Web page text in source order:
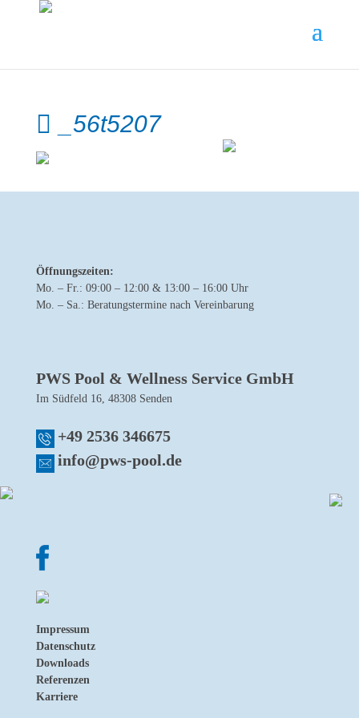
_56t5207
Öffnungszeiten:
Mo. – Fr.: 09:00 – 12:00 & 13:00 – 16:00 Uhr
Mo. – Sa.: Beratungstermine nach Vereinbarung
PWS Pool & Wellness Service GmbH
Im Südfeld 16, 48308 Senden
+49 2536 346675
info@pws-pool.de
Impressum
Datenschutz
Downloads
Referenzen
Karriere